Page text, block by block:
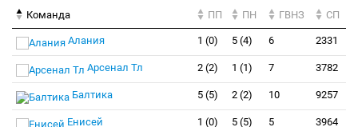
Команда ПП ПН ГВНЗ СП
Алания 1 (0) 5 (4) 6 2331
Арсенал Тл 2 (2) 1 (1) 7 3782
Балтика 5 (5) 2 (2) 10 9257
Енисей 1 (0) 5 (5) 5 3964